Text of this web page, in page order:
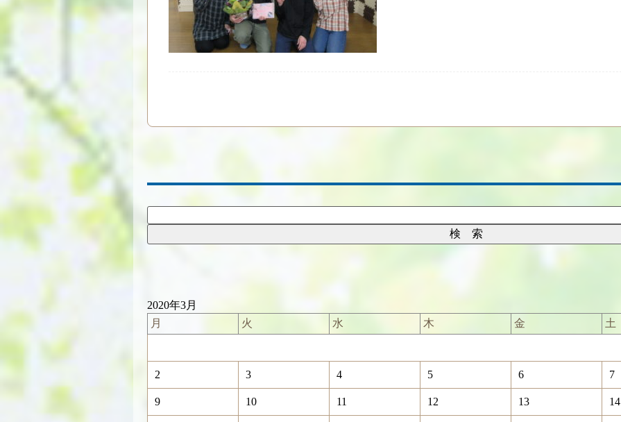
2020年3月
月
火 水 木 金 土
2 3 4 5 6 7
9 10 11 12 13 14